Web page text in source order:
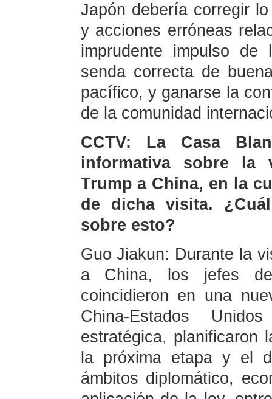
Japón debería corregir
y acciones erróneas
imprudente impulso de
senda correcta de
pacífico, y ganarse la
de la comunidad
CCTV: La Casa
informativa sobre la
Trump a China, en la
de dicha visita.
sobre esto?
Guo Jiakun: Durante la
a China, los jefes
coincidieron en una
China-Estados
estratégica, planificaron
la próxima etapa y el
ámbitos diplomático,